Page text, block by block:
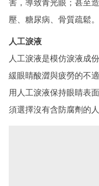
害，導致青光眼；甚至
壓、糖尿病、骨質疏鬆。
人工淚液
人工淚液是模仿淚液成
緩眼睛酸澀與疲勞的不
用人工淚液保持眼睛表
須選擇沒有含防腐劑的人